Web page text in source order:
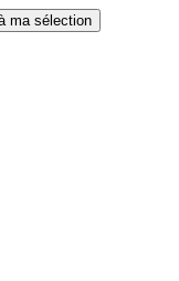
ma sélection